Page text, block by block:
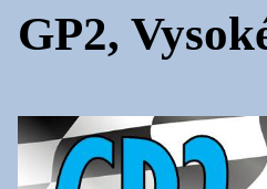
GP2,